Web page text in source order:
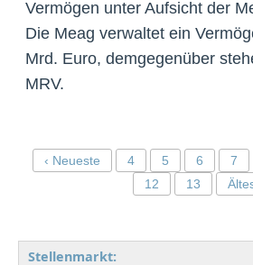
Vermögen unter Aufsicht der
Die Meag verwaltet ein
Mrd. Euro, demgegenüber
MRV.
‹ Neueste 4 5 6 7
12
13
Stellenmarkt: